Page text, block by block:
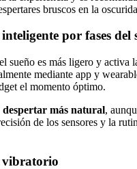
bruscos en la
por fases del
sueño es más ligero y activa
mediante app y
el momento óptimo.
despertar más natural,
de los sensores y la
vibratorio